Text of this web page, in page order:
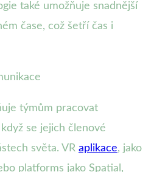
také umožňuje snadnější
čase, což šetří čas i
týmům pracovat
se jejich členové
světa. VR aplikace, jako
platforms jako Spatial,